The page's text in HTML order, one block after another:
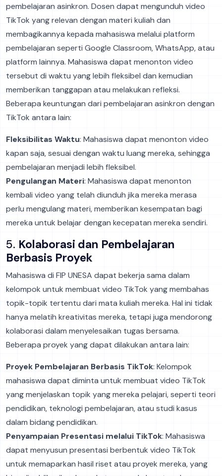
pembelajaran asinkron. Dosen dapat mengunduh video
TikTok yang relevan dengan materi kuliah dan
membagikannya kepada mahasiswa melalui platform
pembelajaran seperti Google Classroom, WhatsApp, atau
platform lainnya. Mahasiswa dapat menonton video
tersebut di waktu yang lebih fleksibel dan kemudian
memberikan tanggapan atau melakukan refleksi.
Beberapa keuntungan dari pembelajaran asinkron dengan
TikTok antara lain:
Fleksibilitas Waktu: Mahasiswa dapat menonton video
kapan saja, sesuai dengan waktu luang mereka, sehingga
pembelajaran menjadi lebih fleksibel.
Pengulangan Materi: Mahasiswa dapat menonton
kembali video yang telah diunduh jika mereka merasa
perlu mengulang materi, memberikan kesempatan bagi
mereka untuk belajar dengan kecepatan mereka sendiri.
5. Kolaborasi dan Pembelajaran
Berbasis Proyek
Mahasiswa di FIP UNESA dapat bekerja sama dalam
kelompok untuk membuat video TikTok yang membahas
topik-topik tertentu dari mata kuliah mereka. Hal ini tidak
hanya melatih kreativitas mereka, tetapi juga mendorong
kolaborasi dalam menyelesaikan tugas bersama.
Beberapa proyek yang dapat dilakukan antara lain:
Proyek Pembelajaran Berbasis TikTok: Kelompok
mahasiswa dapat diminta untuk membuat video TikTok
yang menjelaskan topik yang mereka pelajari, seperti teori
pendidikan, teknologi pembelajaran, atau studi kasus
dalam bidang pendidikan.
Penyampaian Presentasi melalui TikTok: Mahasiswa
dapat menyusun presentasi berbentuk video TikTok
untuk memaparkan hasil riset atau proyek mereka, yang